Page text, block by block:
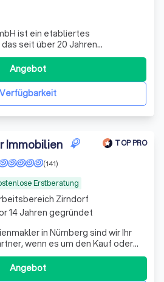
ist ein etabliertes
seit über 20 Jahren
in Herzogenaurach
Unser festes Team aus
Handwerkern plant und realisiert
Wir sind stolz darauf, den
Verfügbarkeit
Angebot
Immobilien TOP PRO
Erstberatung
(141)
in Nürnberg sind wir Ihr
wenn es um den Kauf oder
geht. Wir verstehen, dass der
Immobilie eine bedeutende
sind hier, um Sie durch jeden
Angebot
Zirndorf
14 Jahren gegründet